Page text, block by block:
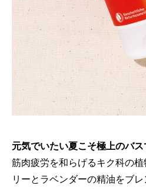
元気でいたい夏こそ極上のバス
筋肉疲労を和らげるキク科の
リーとラベンダーの精油をブ